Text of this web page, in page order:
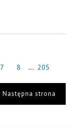
7 8 ... 205
Następna strona